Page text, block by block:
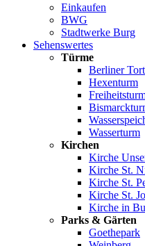
Einkaufen
BWG
Stadtwerke Burg
Sehenswertes
Türme
Berliner
Hexenturm
Wasserturm
Kirchen
Kirche
Kirche St.
Kirche St.
Kirche St.
Kirche in
Parks & Gärten
Goethepark